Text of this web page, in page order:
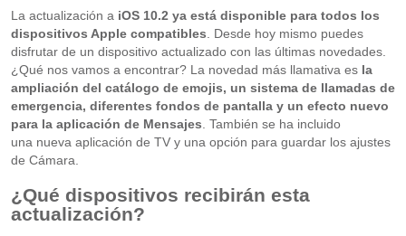
La actualización aiOS 10.2 ya está disponible para todos los
dispositivos Apple compatibles. Desde hoy mismo puedes
disfrutar de un dispositivo actualizado con las últimas novedades.
¿Qué nos vamos a encontrar? La novedad más llamativa es la
ampliación del catálogo de emojis, un sistema de llamadas de
emergencia, diferentes fondos de pantalla y un efecto nuevo
para la aplicación de Mensajes. También se ha incluido
una nueva aplicación de TV y una opción para guardar los ajustes
de Cámara.
¿Qué dispositivos recibirán esta
actualización?